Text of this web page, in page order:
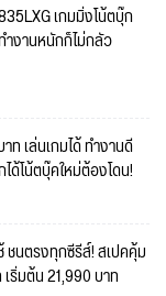
เกมมิ่งโน้ตบุ๊ก
งานหนักก็ไม่กลัว
เล่นเกมได้ ทำงานดี
ด้โน้ตบุ๊คใหม่ต้องโดน!
ชนตรงทุกซีรีส์! สเปคคุ้ม
ริ่มต้น 21,990 บาท